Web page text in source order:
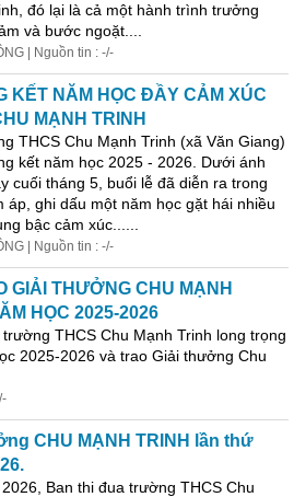
đó lại là cả một hành trình trưởng
và bước ngoặt....
| Nguồn tin : -/-
KẾT NĂM HỌC ĐẦY CẢM XÚC
MẠNH TRINH
THCS Chu Mạnh Trinh (xã Văn Giang)
kết năm học 2025 - 2026. Dưới ánh
cuối tháng 5, buổi lễ đã diễn ra trong
áp, ghi dấu một năm học gặt hái nhiều
bậc cảm xúc......
| Nguồn tin : -/-
GIẢI THƯỞNG CHU MẠNH
HỌC 2025-2026
THCS Chu Mạnh Trinh long trọng
2025-2026 và trao Giải thưởng Chu
CHU MẠNH TRINH lần thứ
Ban thi đua trường THCS Chu